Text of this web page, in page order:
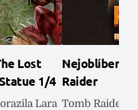
Lost
1/4
Lara
Raider
Tomb Raider